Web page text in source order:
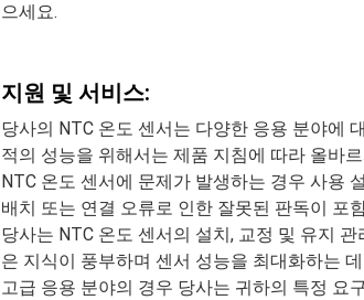
으세요.
지원 및 서비스:
당사의 NTC 온도 센서는 다양한 응용 분야에
적의 성능을 위해서는 제품 지침에 따라 올바
NTC 온도 센서에 문제가 발생하는 경우 사용
배치 또는 연결 오류로 인한 잘못된 판독이 포
당사는 NTC 온도 센서의 설치, 교정 및 유지
은 지식이 풍부하며 센서 성능을 최대화하는
고급 응용 분야의 경우 당사는 귀하의 특정 요